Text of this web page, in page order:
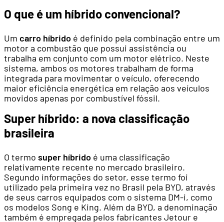
O que é um híbrido convencional?
Um carro híbrido é definido pela combinação entre um
motor a combustão que possui assistência ou
trabalha em conjunto com um motor elétrico. Neste
sistema, ambos os motores trabalham de forma
integrada para movimentar o veículo, oferecendo
maior eficiência energética em relação aos veículos
movidos apenas por combustível fóssil.
Super híbrido: a nova classificação
brasileira
O termo super híbrido é uma classificação
relativamente recente no mercado brasileiro.
Segundo informações do setor, esse termo foi
utilizado pela primeira vez no Brasil pela BYD, através
de seus carros equipados com o sistema DM-i, como
os modelos Song e King. Além da BYD, a denominação
também é empregada pelos fabricantes Jetour e